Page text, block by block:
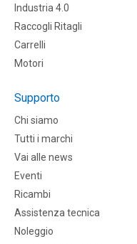
Industria 4.0
Raccogli Ritagli
Carrelli
Motori
Supporto
Chi siamo
Tutti i marchi
Vai alle news
Eventi
Ricambi
Assistenza tecnica
Noleggio